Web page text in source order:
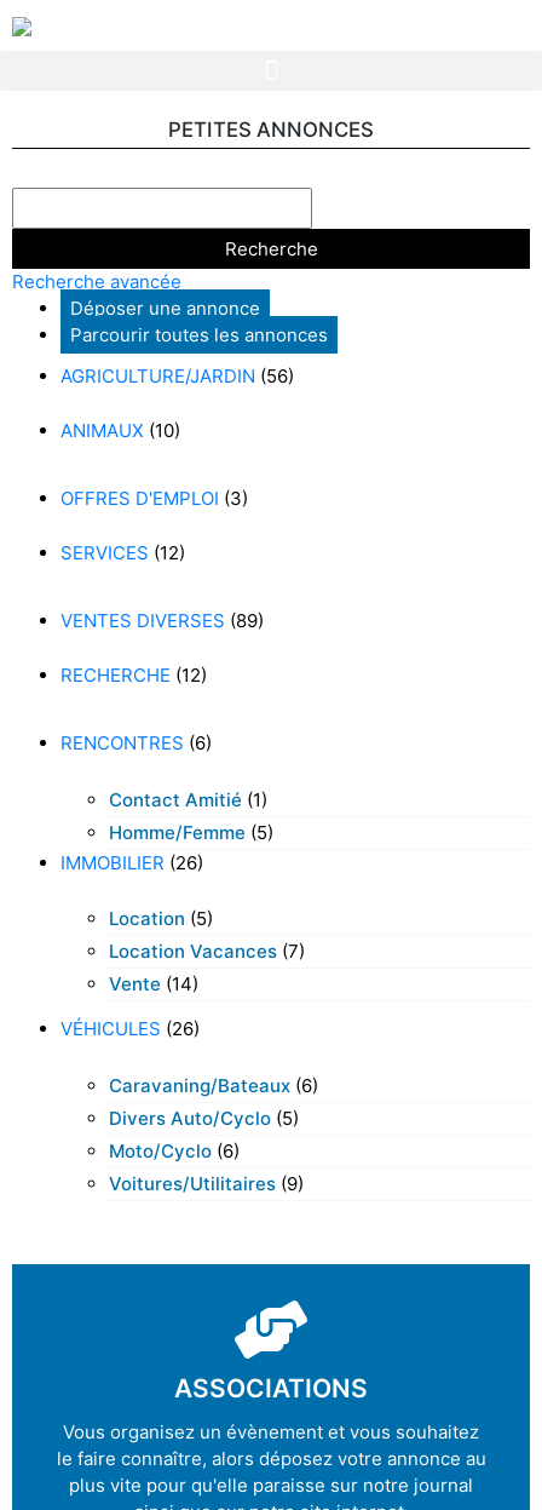
PETITES ANNONCES
Recherche avancée
Déposer une annonce
Parcourir toutes les annonces
AGRICULTURE/JARDIN (56)
ANIMAUX (10)
OFFRES D'EMPLOI (3)
SERVICES (12)
VENTES DIVERSES (89)
RECHERCHE (12)
RENCONTRES (6)
Contact Amitié (1)
Homme/femme (5)
IMMOBILIER (26)
Location (5)
Location Vacances (7)
Vente (14)
VÉHICULES (26)
Caravaning/bateaux (6)
Divers Auto/cyclo (5)
Moto/cyclo (6)
Voitures/utilitaires (9)
ASSOCIATIONS
Vous organisez un évènement et vous souhaitez
le faire connaître, alors déposez votre annonce au
plus vite pour qu'elle paraisse sur notre journal